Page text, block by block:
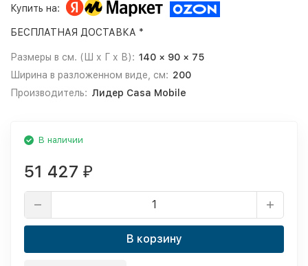
Купить на:
БЕСПЛАТНАЯ ДОСТАВКА *
Размеры в см. (Ш х Г х В): 140 × 90 × 75
Ширина в разложенном виде, см: 200
Производитель: Лидер Casa Mobile
В наличии
51 427 ₽
В корзину